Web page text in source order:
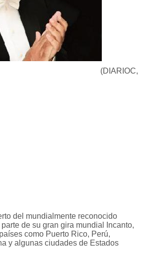
(DIARIOC,
del mundialmente reconocido
de su gran gira mundial Incanto,
como Puerto Rico, Perú,
y algunas ciudades de Estados